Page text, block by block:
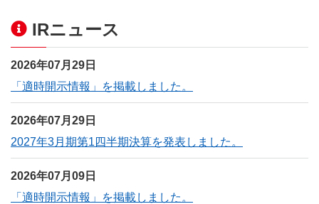
IRニュース
2026年07月29日
「適時開示情報」を掲載しました。
2026年07月29日
2027年3月期第1四半期決算を発表しました。
2026年07月09日
「適時開示情報」を掲載しました。